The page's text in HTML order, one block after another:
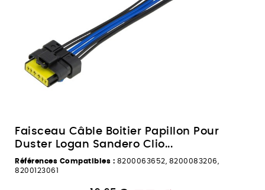
Faisceau Câble Boitier Papillon Pour
Duster Logan Sandero Clio...
Références Compatibles : 8200063652, 8200083206,
8200123061